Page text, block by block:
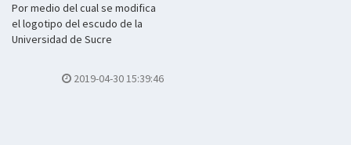
Por medio del cual se modifica
el logotipo del escudo de la
Universidad de Sucre
2019-04-30 15:39:46